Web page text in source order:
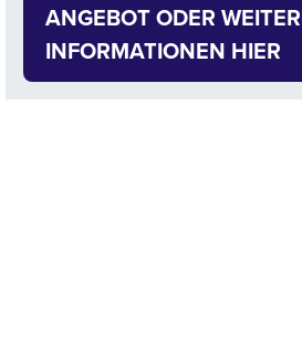
ANGEBOT ODER
INFORMATIONEN HIER